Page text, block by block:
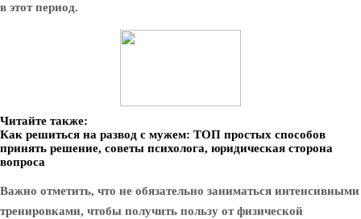
в этот период.
Читайте также:
Как решиться на развод с мужем: ТОП простых способов
принять решение, советы психолога, юридическая сторона
вопроса
Важно отметить, что не обязательно заниматься интенсивными
тренировками, чтобы получить пользу от физической